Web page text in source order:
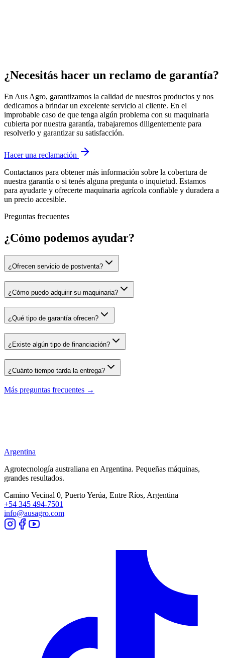
¿Necesitás hacer un reclamo de garantía?
En Aus Agro, garantizamos la calidad de nuestros productos y nos
dedicamos a brindar un excelente servicio al cliente. En el
improbable caso de que tenga algún problema con su maquinaria
cubierta por nuestra garantía, trabajaremos diligentemente para
resolverlo y garantizar su satisfacción.
Hacer una reclamación
Contactanos para obtener más información sobre la cobertura de
nuestra garantía o si tenés alguna pregunta o inquietud. Estamos
para ayudarte y ofrecerte maquinaria agrícola confiable y duradera a
un precio accesible.
Preguntas frecuentes
¿Cómo podemos ayudar?
¿Ofrecen servicio de postventa?
¿Cómo puedo adquirir su maquinaria?
¿Qué tipo de garantía ofrecen?
¿Existe algún tipo de financiación?
¿Cuánto tiempo tarda la entrega?
Más preguntas frecuentes →
Argentina
Agrotecnología australiana en Argentina. Pequeñas máquinas,
grandes resultados.
Camino Vecinal 0, Puerto Yerúa, Entre Ríos, Argentina
+54 345 494-7501
info@ausagro.com